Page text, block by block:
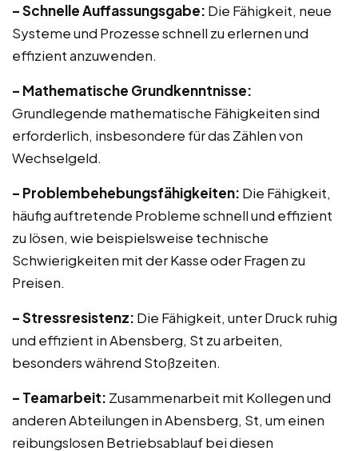
– Schnelle Auffassungsgabe: Die Fähigkeit, neue
Systeme und Prozesse schnell zu erlernen und
effizient anzuwenden.
– Mathematische Grundkenntnisse:
Grundlegende mathematische Fähigkeiten sind
erforderlich, insbesondere für das Zählen von
Wechselgeld.
– Problembehebungsfähigkeiten: Die Fähigkeit,
häufig auftretende Probleme schnell und effizient
zu lösen, wie beispielsweise technische
Schwierigkeiten mit der Kasse oder Fragen zu
Preisen.
– Stressresistenz: Die Fähigkeit, unter Druck ruhig
und effizient in Abensberg, St zu arbeiten,
besonders während Stoßzeiten.
– Teamarbeit: Zusammenarbeit mit Kollegen und
anderen Abteilungen in Abensberg, St, um einen
reibungslosen Betriebsablauf bei diesen